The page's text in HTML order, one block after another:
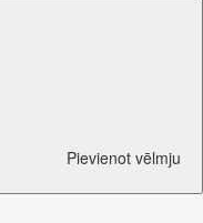
Pievienot vēlmju